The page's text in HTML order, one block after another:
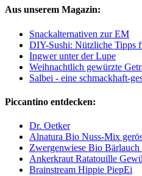
Aus unserem Magazin:
Snackalternativen zur EM
DIY-Sushi: Nützliche Tipps
Ingwer unter der Lupe
Weihnachtlich gewürzte
Salbei - eine schmackhaft-
Piccantino entdecken:
Dr. Oetker
Alnatura Bio Nuss-Mix
Zwergenwiese Bio Bärlauch
Ankerkraut Ratatouille
Brainstream Hippie PiepEi